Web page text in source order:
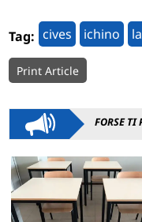
Tag: cives ichino
Print Article
FORSE TI